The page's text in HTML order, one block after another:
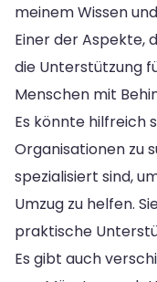
meinem Wissen
Einer der Aspekte,
die Unterstützung
Menschen mit
Es könnte hilfreich
Organisationen zu
spezialisiert sind,
Umzug zu helfen.
praktische
Es gibt auch